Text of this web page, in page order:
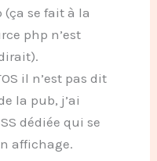
(ça se fait à la
php n’est
il n’est pas dit
la pub, j’ai
dédiée qui se
affichage.